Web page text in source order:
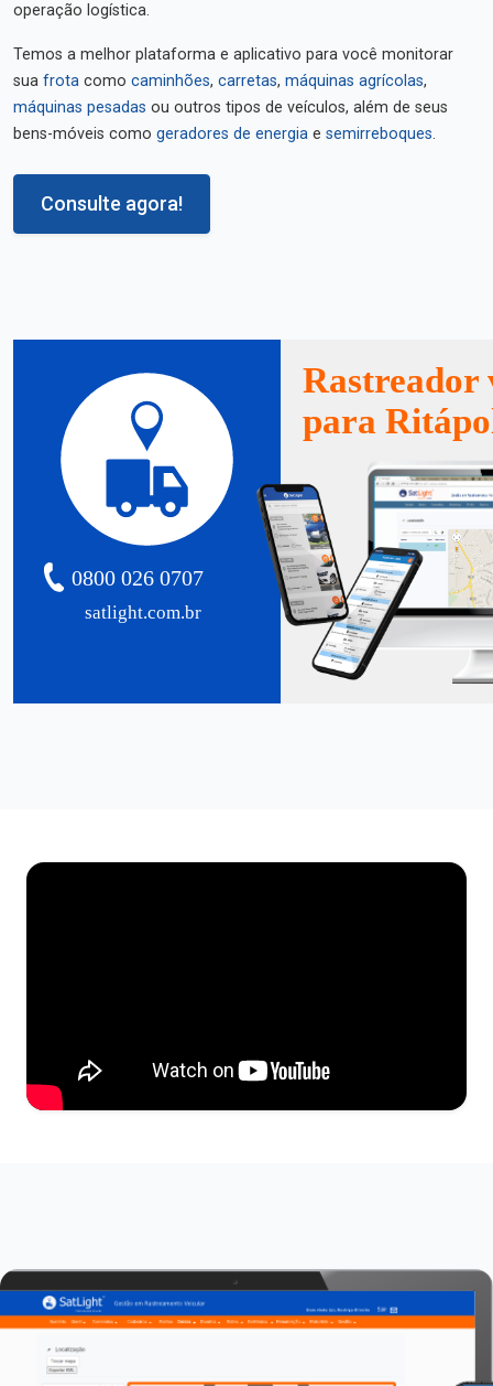
operação logística.
Temos a melhor plataforma e aplicativo para você monitorar
sua frota como caminhões, carretas, máquinas agrícolas,
máquinas pesadas ou outros tipos de veículos, além de seus
bens-móveis como geradores de energia e semirreboques.
Consulte agora!
satlight.com.br
0800 026 0707
Rastreador
para